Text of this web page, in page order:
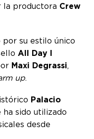
la productora Crew
su estilo único
All Day I
Maxi Degrassi,
up.
Palacio
sido utilizado
desde